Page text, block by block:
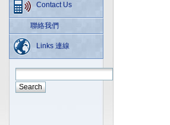
Contact Us
聯絡我們
Links 連線